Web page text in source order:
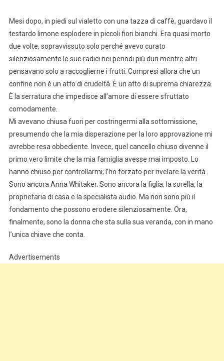
Mesi dopo, in piedi sul vialetto con una tazza di caffè, guardavo il
testardo limone esplodere in piccoli fiori bianchi. Era quasi morto
due volte, sopravvissuto solo perché avevo curato
silenziosamente le sue radici nei periodi più duri mentre altri
pensavano solo a raccoglierne i frutti. Compresi allora che un
confine non è un atto di crudeltà. È un atto di suprema chiarezza.
È la serratura che impedisce all’amore di essere sfruttato
comodamente.
Mi avevano chiusa fuori per costringermi alla sottomissione,
presumendo che la mia disperazione per la loro approvazione mi
avrebbe resa obbediente. Invece, quel cancello chiuso divenne il
primo vero limite che la mia famiglia avesse mai imposto. Lo
hanno chiuso per controllarmi; l’ho forzato per rivelare la verità.
Sono ancora Anna Whitaker. Sono ancora la figlia, la sorella, la
proprietaria di casa e la specialista audio. Ma non sono più il
fondamento che possono erodere silenziosamente. Ora,
finalmente, sono la donna che sta sulla sua veranda, con in mano
l’unica chiave che conta.
Advertisements